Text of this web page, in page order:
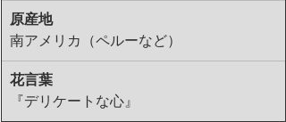
原産地
南アメリカ（ペルーなど）
花言葉
『デリケートな心』